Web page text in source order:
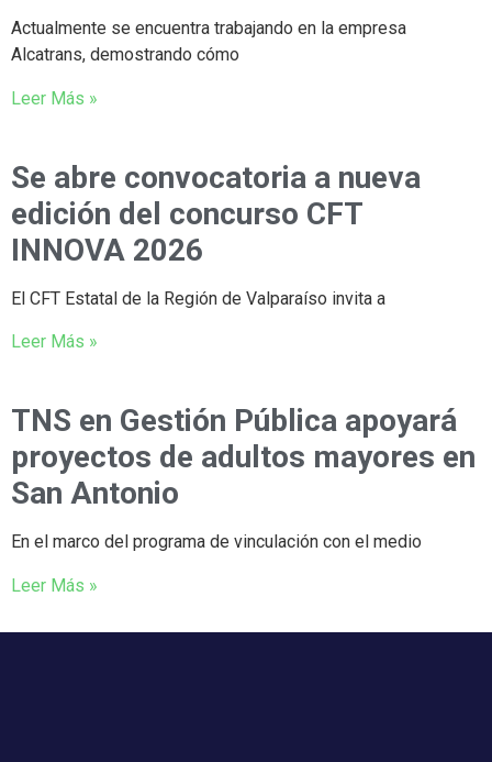
Actualmente se encuentra trabajando en la empresa
Alcatrans, demostrando cómo
Leer Más »
Se abre convocatoria a nueva
edición del concurso CFT
INNOVA 2026
El CFT Estatal de la Región de Valparaíso invita a
Leer Más »
TNS en Gestión Pública apoyará
proyectos de adultos mayores en
San Antonio
En el marco del programa de vinculación con el medio
Leer Más »